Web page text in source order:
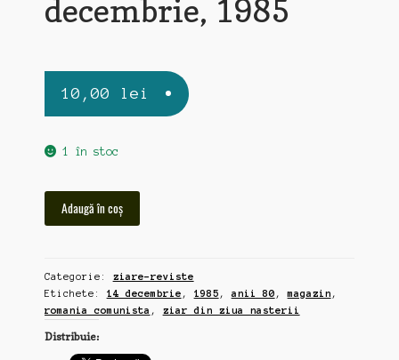
decembrie, 1985
10,00 lei
1 în stoc
Magazin,
ziua
nasterii,
14
decembrie,
Adaugă în coș
Categorie: ziare-reviste
Etichete: 14 decembrie , 1985 ,anii 80 ,magazin ,
romania comunista , ziar din ziua nasterii
Distribuie: